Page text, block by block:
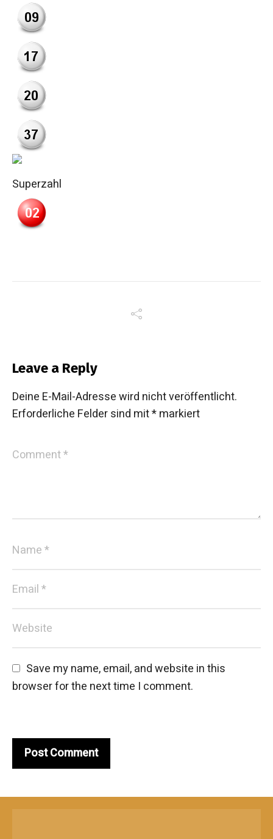
Superzahl
Leave a Reply
Deine E-Mail-Adresse wird nicht veröffentlicht.
Erforderliche Felder sind mit*markiert
Save my name, email, and website in this
browser for the next time I comment.